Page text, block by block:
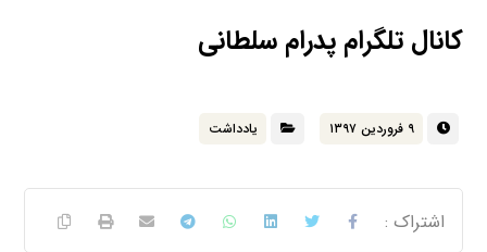
کانال تلگرام پدرام سلطانی
۹ فروردین ۱۳۹۷ یادداشت